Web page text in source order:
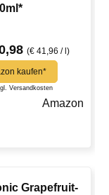
(€ 41,96 / l)
kaufen*
Versandkosten
Amazon
Grapefruit-